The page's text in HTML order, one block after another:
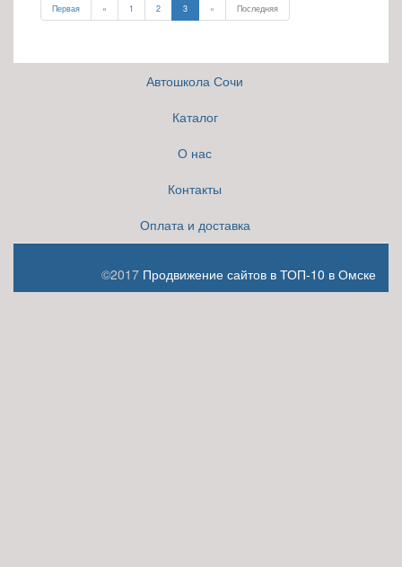
Первая « 1 2 3 » Последняя
Автошкола Сочи
Каталог
О нас
Контакты
Оплата и доставка
©2017 Продвижение сайтов в ТОП-10 в Омске